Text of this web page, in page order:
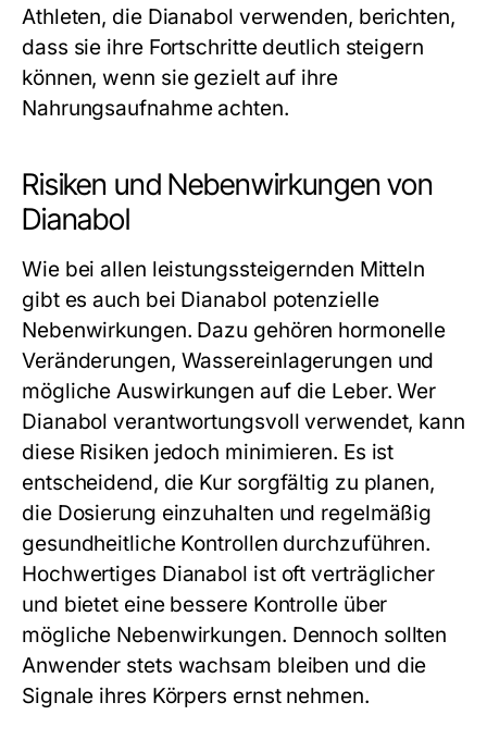
Athleten, die Dianabol verwenden, berichten,
dass sie ihre Fortschritte deutlich steigern
können, wenn sie gezielt auf ihre
Nahrungsaufnahme achten.
Risiken und Nebenwirkungen von
Dianabol
Wie bei allen leistungssteigernden Mitteln
gibt es auch bei Dianabol potenzielle
Nebenwirkungen. Dazu gehören hormonelle
Veränderungen, Wassereinlagerungen und
mögliche Auswirkungen auf die Leber. Wer
Dianabol verantwortungsvoll verwendet, kann
diese Risiken jedoch minimieren. Es ist
entscheidend, die Kur sorgfältig zu planen,
die Dosierung einzuhalten und regelmäßig
gesundheitliche Kontrollen durchzuführen.
Hochwertiges Dianabol ist oft verträglicher
und bietet eine bessere Kontrolle über
mögliche Nebenwirkungen. Dennoch sollten
Anwender stets wachsam bleiben und die
Signale ihres Körpers ernst nehmen.